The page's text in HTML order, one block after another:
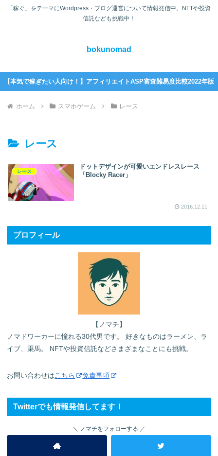
「稼ぐ」をテーマにWordpress・ブログ運営について情報発信中。NFTや投資
信託なども挑戦中！
bokunomad
【本気で稼ぎたい人向け！】アフィリエイトASP審査難易度比較2022年版
ホーム スマホゲーム レース
レース
レース
ドットデザインが可愛いエンドレスレース
「Blocky Racer」
2016.12.11
プロフィール
【ノマチ】
ノマドワーカーに憧れる30代男です。 好きなものはラーメン、ラ
イブ、乗馬。 NFTや投資信託などさまざまなことにも挑戦。
お問い合わせはこちら 免責事項
Twitterでも情報発信してます！
ノマチをフォローする